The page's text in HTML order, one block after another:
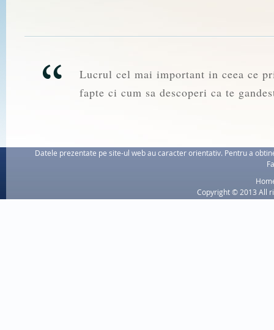
Lucrul cel mai important in ceea ce
fapte ci cum sa descoperi ca te
Datele prezentate pe site-ul web au caracter orientativ. Pentru a
Copyright © 2013 All